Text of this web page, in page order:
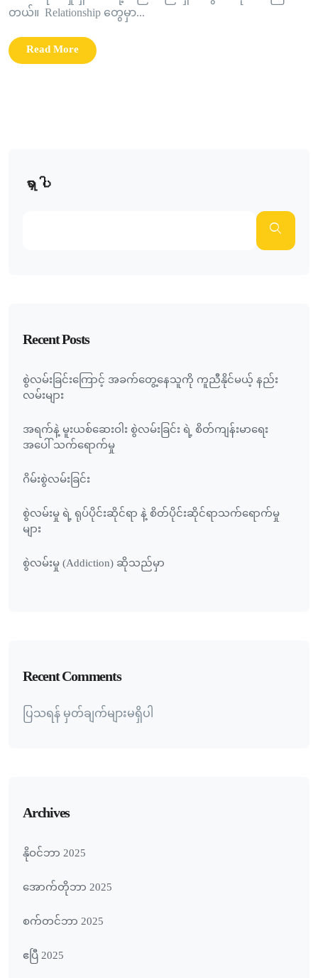
တယ်။ Relationship တွေမှာ...
Read More
ရှာပါ
Recent Posts
စွဲလမ်းခြင်းကြောင့် အခက်တွေ့နေသူကို ကူညီနိုင်မယ့် နည်း
လမ်းများ
အရက်နဲ့ မူးယစ်ဆေးဝါး စွဲလမ်းခြင်း ရဲ့ စိတ်ကျန်းမာရေး
အပေါ် သက်ရောက်မှု
ဂိမ်းစွဲလမ်းခြင်း
စွဲလမ်းမှု ရဲ့ ရုပ်ပိုင်းဆိုင်ရာ နဲ့ စိတ်ပိုင်းဆိုင်ရာသက်ရောက်မှု
များ
စွဲလမ်းမှု (Addiction) ဆိုသည်မှာ
Recent Comments
ပြသရန် မှတ်ချက်များမရှိပါ
Archives
နိုဝင်ဘာ 2025
အောက်တိုဘာ 2025
စက်တင်ဘာ 2025
ဧပြီ 2025